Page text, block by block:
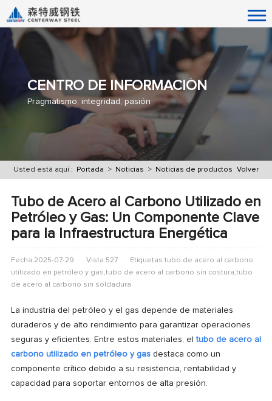
CENTRO DE INFORMACIÓN
Pragmatismo, integridad, pasión
Volver
Usted está aquí : Portada > Noticias > Noticias de productos
Tubo de Acero al Carbono Utilizado en
Petróleo y Gas: Un Componente Clave
para la Infraestructura Energética
Fecha:2025-07-29 Vista:527
Etiquetas:tubo de acero al carbono
utilizado en petróleo y gas,tubo de acero al carbono sin costura,tubo
de acero al carbono sin soldadura
La industria del petróleo y el gas depende de materiales
duraderos y de alto rendimiento para garantizar operaciones
seguras y eficientes. Entre estos materiales, eltubo de acero al
carbono utilizado en petróleo y gasdestaca como un
componente crítico debido a su resistencia, rentabilidad y
capacidad para soportar entornos de alta presión.